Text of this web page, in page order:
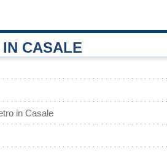
CASALE
in Casale